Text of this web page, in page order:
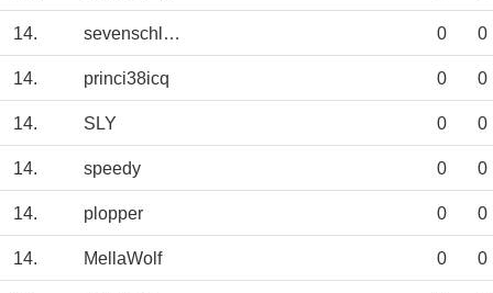
14. sevenschlumpf 0 0
14. princi38icq 0 0
14. SLY 0 0
14. speedy 0 0
14. plopper 0 0
14. MellaWolf 0 0